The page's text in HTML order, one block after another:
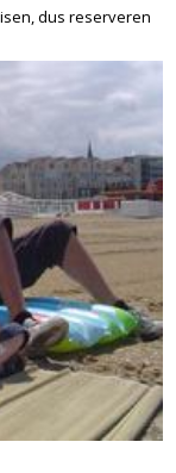
dus reserveren